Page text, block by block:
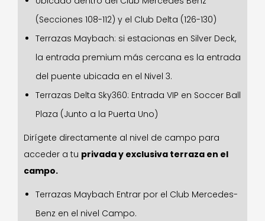
(Secciones 108-112) y el Club Delta (126-130)
Terrazas Maybach: si estacionas en Silver Deck,
la entrada premium más cercana es la entrada
del puente ubicada en el Nivel 3.
Terrazas Delta Sky360: Entrada VIP en Soccer Ball
Plaza (Junto a la Puerta Uno)
Dirígete directamente al nivel de campo para
acceder a tu privada y exclusiva terraza en el
campo.
Terrazas Maybach Entrar por el Club Mercedes-
Benz en el nivel Campo.